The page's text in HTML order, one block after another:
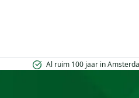
Al ruim 100 jaar in